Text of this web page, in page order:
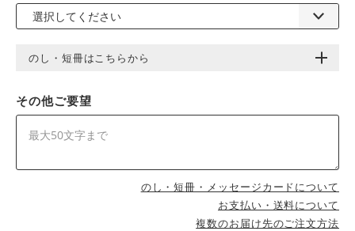
のし・短冊はこちらから
その他ご要望
のし・短冊・メッセージカードについて
お支払い・送料について
複数のお届け先のご注文方法